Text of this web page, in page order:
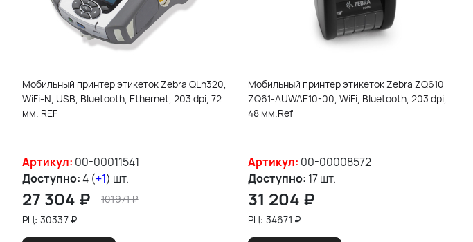
Мобильный принтер этикеток Zebra QLn320,
WiFi-N, USB, Bluetooth, Ethernet, 203 dpi, 72
мм. REF
Артикул: 00-00011541
Доступно:4 (+1) шт.
27 304 ₽ 101971₽
РЦ: 30337₽
Мобильный принтер этикеток Zebra ZQ610
ZQ61-AUWAE10-00, WiFi, Bluetooth, 203 dpi,
48 мм.Ref
Артикул: 00-00008572
Доступно: 17 шт.
31 204 ₽
РЦ: 34671 ₽